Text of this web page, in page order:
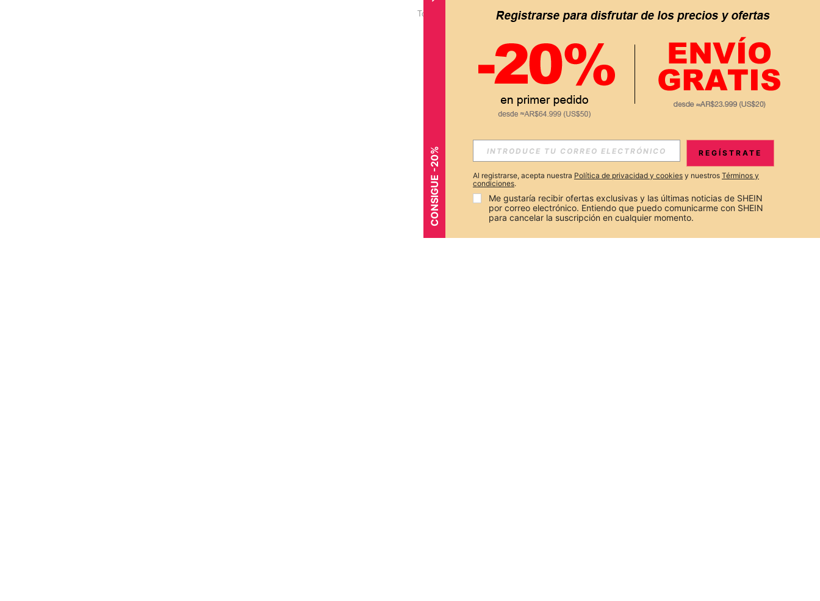
Total de 1 páginas 1
CONSIGUE -20% REGÍSTRATE
Al registrarse, acepta nuestra Política de privacidad y cookies y nuestros Términos y
condiciones.
Me gustaría recibir ofertas exclusivas y las últimas noticias de SHEIN
por correo electrónico. Entiendo que puedo comunicarme con SHEIN
para cancelar la suscripción en cualquier momento.